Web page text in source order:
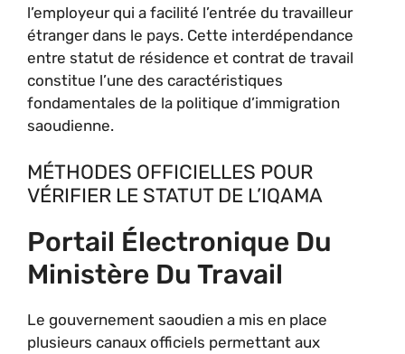
l’employeur qui a facilité l’entrée du travailleur
étranger dans le pays. Cette interdépendance
entre statut de résidence et contrat de travail
constitue l’une des caractéristiques
fondamentales de la politique d’immigration
saoudienne.
MÉTHODES OFFICIELLES POUR
VÉRIFIER LE STATUT DE L’IQAMA
Portail Électronique Du
Ministère Du Travail
Le gouvernement saoudien a mis en place
plusieurs canaux officiels permettant aux